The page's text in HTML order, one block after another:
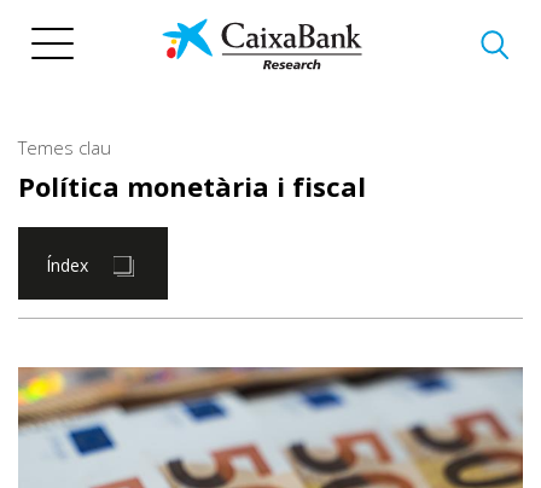
Temes clau
Política monetària i fiscal
Índex